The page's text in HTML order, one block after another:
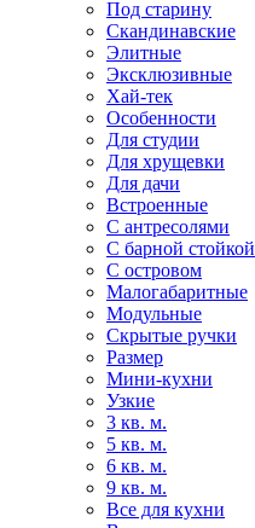
Под старину
Скандинавские
Элитные
Эксклюзивные
Хай-тек
Особенности
Для студии
Для хрущевки
Для дачи
Встроенные
С антресолями
С барной стойкой
С островом
Малогабаритные
Модульные
Скрытые ручки
Размер
Мини-кухни
Узкие
3 кв. м.
5 кв. м.
6 кв. м.
9 кв. м.
Все для кухни